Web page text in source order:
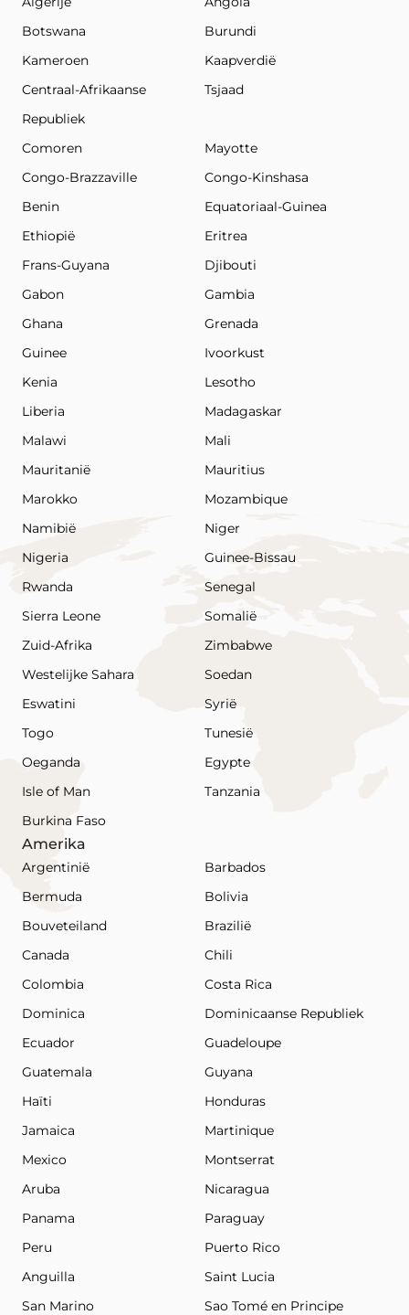
Botswana
Burundi
Kameroen
Kaapverdië
Centraal-Afrikaanse
Republiek
Tsjaad
Comoren
Mayotte
Congo-Brazzaville
Congo-Kinshasa
Benin
Equatoriaal-Guinea
Ethiopië
Eritrea
Frans-Guyana
Djibouti
Gabon
Gambia
Ghana
Grenada
Guinee
Ivoorkust
Kenia
Lesotho
Liberia
Madagaskar
Malawi
Mali
Mauritanië
Mauritius
Marokko
Mozambique
Namibië
Niger
Nigeria
Guinee-Bissau
Rwanda
Senegal
Sierra Leone
Somalië
Zuid-Afrika
Zimbabwe
Westelijke Sahara
Soedan
Eswatini
Syrië
Togo
Tunesië
Oeganda
Egypte
Isle of Man
Tanzania
Burkina Faso
Amerika
Argentinië
Barbados
Bermuda
Bolivia
Bouveteiland
Brazilië
Canada
Chili
Colombia
Costa Rica
Dominica
Dominicaanse Republiek
Ecuador
Guadeloupe
Guatemala
Guyana
Haïti
Honduras
Jamaica
Martinique
Mexico
Montserrat
Aruba
Nicaragua
Panama
Paraguay
Peru
Puerto Rico
Anguilla
Saint Lucia
San Marino
Sao Tomé en Principe